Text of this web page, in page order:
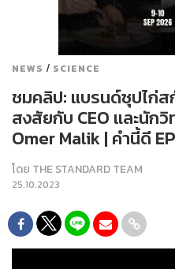
NEWS / SCIENCE
ชมคลิป: แบรนด์ซุปไก่
สงสัยกับ CEO และนัก
Omer Malik | คำนี้ดี
โดย THE STANDARD TEAM
25.10.2023